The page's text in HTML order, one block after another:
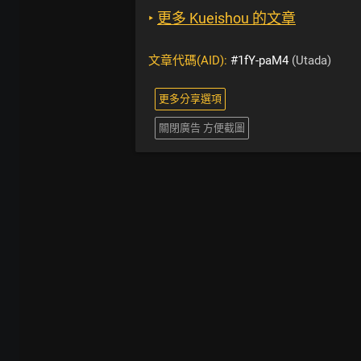
‣ 更多 Kueishou 的文章
文章代碼(AID): #1fY-paM4 (Utada)
更多分享選項
關閉廣告 方便截圖